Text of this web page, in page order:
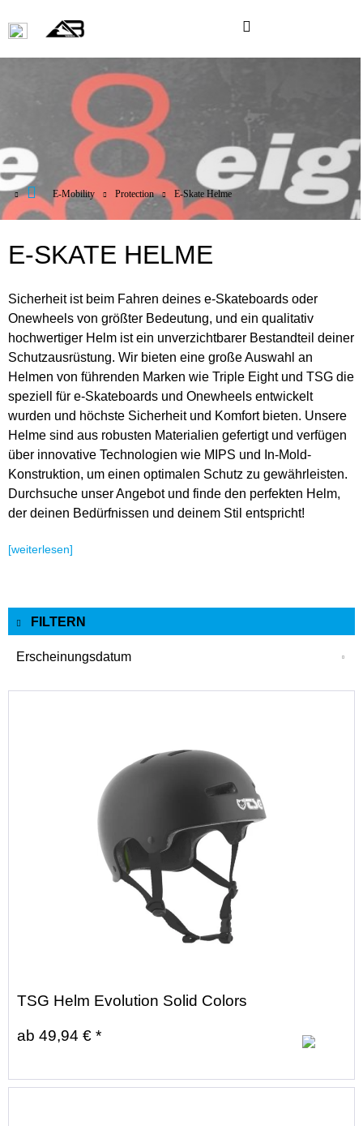
E-Mobility Protection E-Skate Helme
E-SKATE HELME
Sicherheit ist beim Fahren deines e-Skateboards oder
Onewheels von größter Bedeutung, und ein qualitativ
hochwertiger Helm ist ein unverzichtbarer Bestandteil deiner
Schutzausrüstung. Wir bieten eine große Auswahl an
Helmen von führenden Marken wie Triple Eight und TSG die
speziell für e-Skateboards und Onewheels entwickelt
wurden und höchste Sicherheit und Komfort bieten. Unsere
Helme sind aus robusten Materialien gefertigt und verfügen
über innovative Technologien wie MIPS und In-Mold-
Konstruktion, um einen optimalen Schutz zu gewährleisten.
Durchsuche unser Angebot und finde den perfekten Helm,
der deinen Bedürfnissen und deinem Stil entspricht!
[weiterlesen]
FILTERN
TSG Helm Evolution Solid Colors
ab 49,94 € *